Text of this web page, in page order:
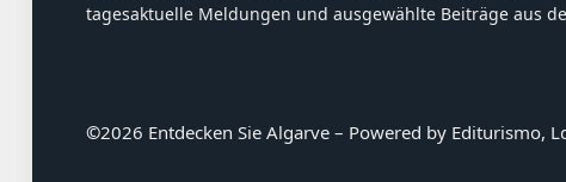
tagesaktuelle Meldungen und ausgewählte Beiträge aus
©2026 Entdecken Sie Algarve – Powered by Editurismo,